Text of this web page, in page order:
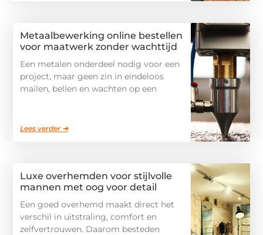
Metaalbewerking online bestellen
voor maatwerk zonder wachttijd
Een metalen onderdeel nodig voor een
project, maar geen zin in eindeloos
mailen, bellen en wachten op een
Lees verder ➜
Luxe overhemden voor stijlvolle
mannen met oog voor detail
Een goed overhemd maakt direct het
verschil in uitstraling, comfort en
zelfvertrouwen. Daarom besteden